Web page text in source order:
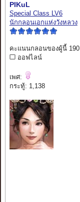
PIKuL
Special Class LV6
นักกลอนเอกแห่งวังหลวง
คะแนนกลอนของผู้นี้ 190
ออฟไลน์
เพศ:
กระทู้: 1,138